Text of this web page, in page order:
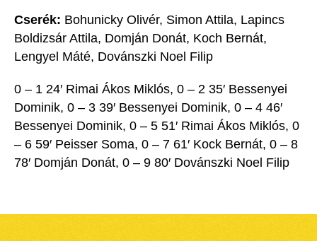
Cserék: Bohunicky Olivér, Simon Attila, Lapincs
Boldizsár Attila, Domján Donát, Koch Bernát,
Lengyel Máté, Dovánszki Noel Filip
0 – 1 24′ Rimai Ákos Miklós, 0 – 2 35′ Bessenyei
Dominik, 0 – 3 39′ Bessenyei Dominik, 0 – 4 46′
Bessenyei Dominik, 0 – 5 51′ Rimai Ákos Miklós, 0
– 6 59′ Peisser Soma, 0 – 7 61′ Kock Bernát, 0 – 8
78′ Domján Donát, 0 – 9 80′ Dovánszki Noel Filip